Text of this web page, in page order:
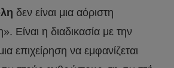
δεν είναι μια αόριστη
Είναι η διαδικασία με την
επιχείρηση να εμφανίζεται